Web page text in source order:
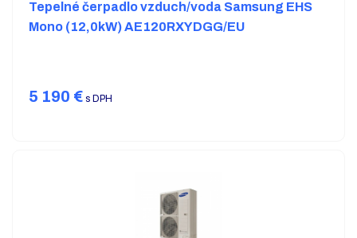
Tepelné čerpadlo vzduch/voda Samsung EHS
Mono (12,0kW) AE120RXYDGG/EU
5 190 € s DPH